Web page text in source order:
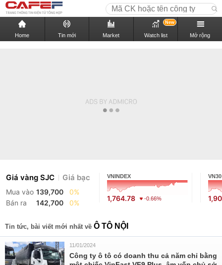
Home Tin mới Market Watch list
New
Mở rộng
Giá vàng SJC Giá bạc
Mua vào 139,700
0%
Bán ra
142,700 0%
VNINDEX
1,764.78 -0.66%
VN30
Tin tức, bài viết mới nhất về Ô TÔ NỘI
11/01/2024
Công ty ô tô có doanh thu cả năm chỉ bằng